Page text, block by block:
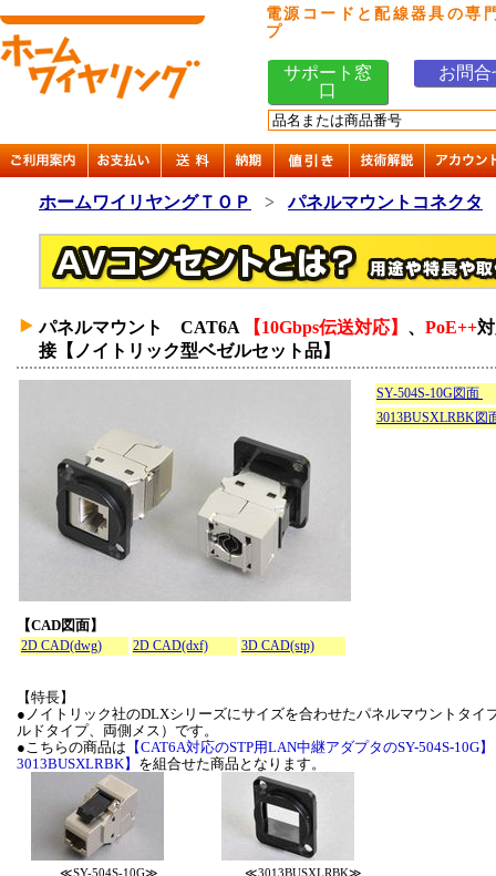
電源コードと配線器具の専
プ
サポート窓
口
お問合
ホームワイリヤングＴＯＰ >パネルマウントコネクタ
パネルマウント CAT6A 【10Gbps伝送対応】 、 PoE++
接【ノイトリック型ベゼルセット品】
SY-504S-10G図面
3013BUSXLRBK図
【CAD図面】
2D CAD(dwg) 2D CAD(dxf) 3D CAD(stp)
【特長】
●ノイトリック社のDLXシリーズにサイズを合わせたパネルマウントタ
ルドタイプ、両側メス）です。
●こちらの商品は 【CAT6A対応のSTP用LAN中継アダプタのSY-504S-10G】
3013BUSXLRBK】 を組合せた商品となります。
≪SY-504S-10G≫ ≪3013BUSXLRBK≫